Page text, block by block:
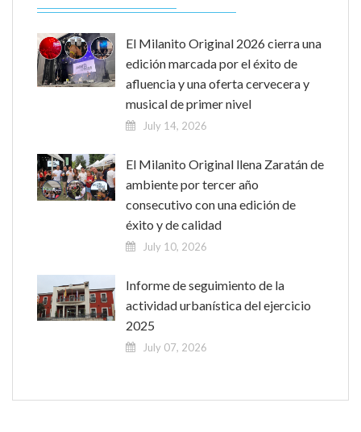
El Milanito Original 2026 cierra una
edición marcada por el éxito de
afluencia y una oferta cervecera y
musical de primer nivel
July 14, 2026
El Milanito Original llena Zaratán de
ambiente por tercer año
consecutivo con una edición de
éxito y de calidad
July 10, 2026
Informe de seguimiento de la
actividad urbanística del ejercicio
2025
July 07, 2026